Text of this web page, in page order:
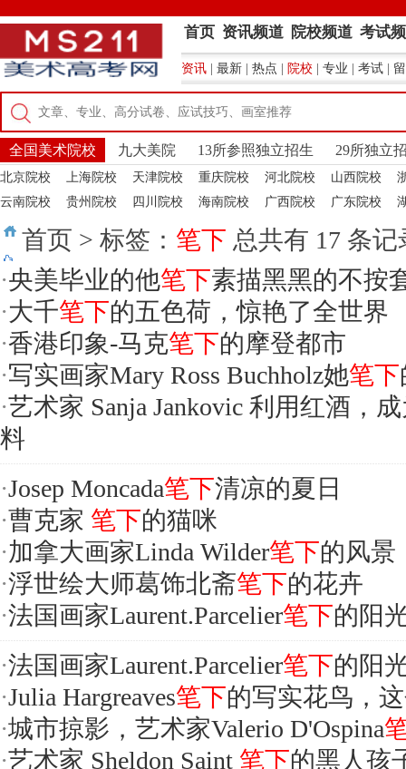
首页 资讯频道 院校频道 考试
资讯 最新 热点 院校 专业 考试
全国美术院校 九大美院 13所参照独立招生 29所独立
北京院校 上海院校 天津院校 重庆院校 河北院校 山西院校
云南院校
贵州院校 四川院校 海南院校 广西院校 广东院校
首页 > 标签： 笔下 总共有 17 条记
·央美毕业的他笔下素描黑黑的不按
·大千笔下的五色荷，惊艳了全世界
·香港印象-马克笔下的摩登都市
·写实画家Mary Ross Buchholz她笔下
·艺术家 Sanja Jankovic 利用红酒，
料
·Josep Moncada笔下清凉的夏日
·曹克家 笔下的猫咪
·加拿大画家Linda Wilder笔下的风景
·浮世绘大师葛饰北斋笔下的花卉
·法国画家Laurent.Parcelier笔下的阳
·法国画家Laurent.Parcelier笔下的阳
·Julia Hargreaves笔下的写实花鸟，
·城市掠影，艺术家Valerio D'Ospina
·艺术家 Sheldon Saint 笔下的黑人孩